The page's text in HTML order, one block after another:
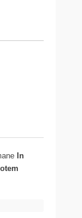
In